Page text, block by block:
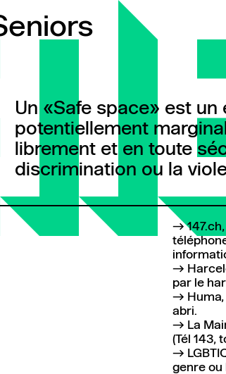
Un «Safe space» est un
potentiellement
librement et en toute
discrimination ou la
147.ch
par le
abri.
La
(Tél 143,
genre ou